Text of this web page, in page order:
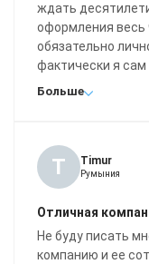
ждать
оформления весь
обязательно
фактически я
мой отзыв —
Больше
T Timur
Румыния
Отличная
Не буду писать
компанию и ее